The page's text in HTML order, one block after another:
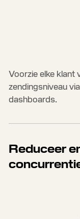
Voorzie elke klant
zendingsniveau
dashboards.
Reduceer